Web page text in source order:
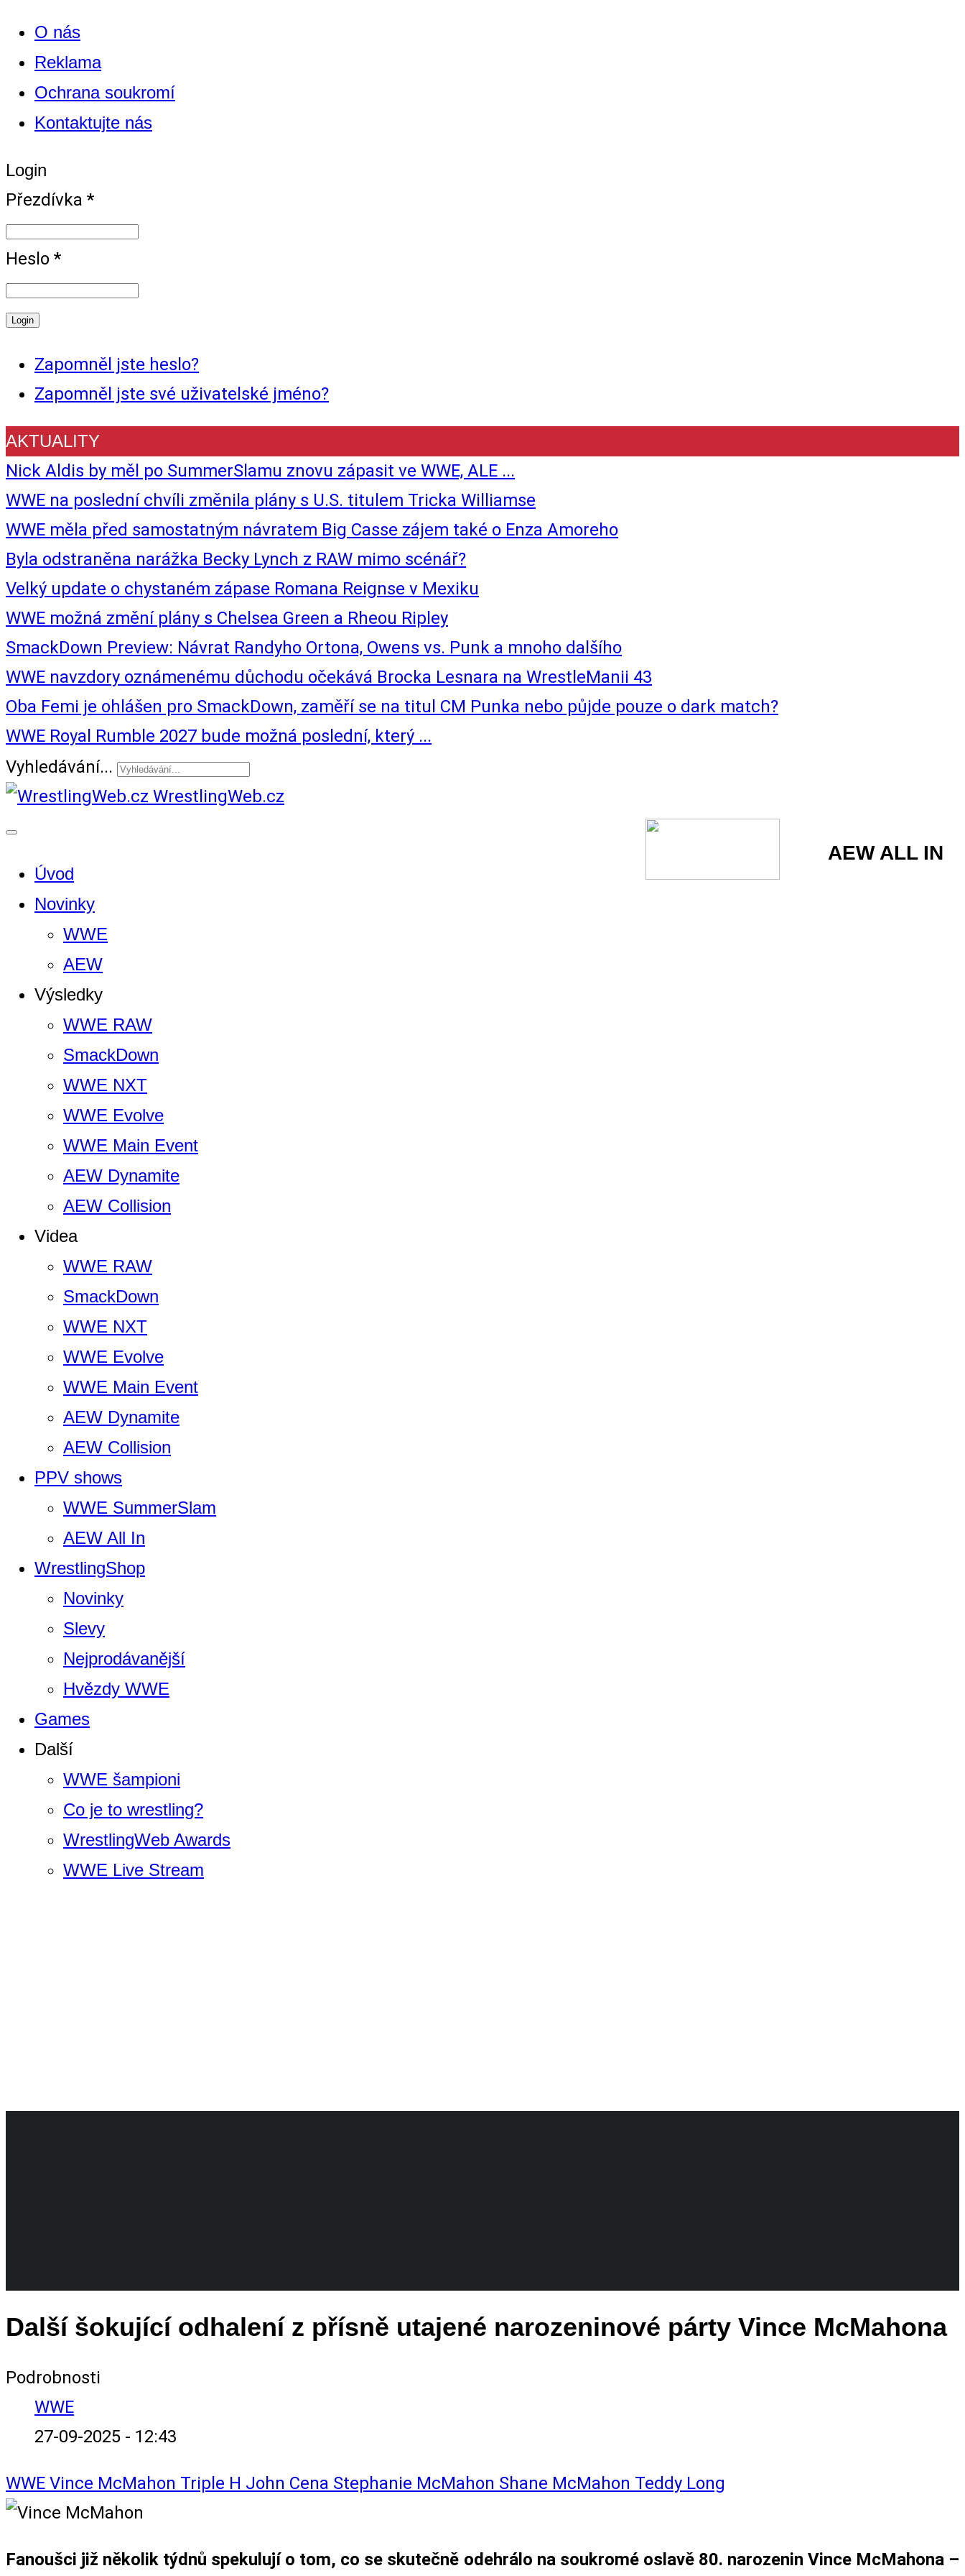
O nás
Reklama
Ochrana soukromí
Kontaktujte nás
Login
Přezdívka *
Heslo *
Zapomněl jste heslo?
Zapomněl jste své uživatelské jméno?
AKTUALITY
Nick Aldis by měl po SummerSlamu znovu zápasit ve WWE, ALE ...
WWE na poslední chvíli změnila plány s U.S. titulem Tricka Williamse
WWE měla před samostatným návratem Big Casse zájem také o Enza Amoreho
Byla odstraněna narážka Becky Lynch z RAW mimo scénář?
Velký update o chystaném zápase Romana Reignse v Mexiku
WWE možná změní plány s Chelsea Green a Rheou Ripley
SmackDown Preview: Návrat Randyho Ortona, Owens vs. Punk a mnoho dalšího
WWE navzdory oznámenému důchodu očekává Brocka Lesnara na WrestleManii 43
Oba Femi je ohlášen pro SmackDown, zaměří se na titul CM Punka nebo půjde pouze o dark match?
WWE Royal Rumble 2027 bude možná poslední, který ...
Vyhledávání...
WrestlingWeb.cz
AEW ALL IN
Úvod
Novinky
WWE
AEW
Výsledky
WWE RAW
SmackDown
WWE NXT
WWE Evolve
WWE Main Event
AEW Dynamite
AEW Collision
Videa
WWE RAW
SmackDown
WWE NXT
WWE Evolve
WWE Main Event
AEW Dynamite
AEW Collision
PPV shows
WWE SummerSlam
AEW All In
WrestlingShop
Novinky
Slevy
Nejprodávanější
Hvězdy WWE
Games
Další
WWE šampioni
Co je to wrestling?
WrestlingWeb Awards
WWE Live Stream
Další šokující odhalení z přísně utajené narozeninové párty Vince McMahona
Podrobnosti
WWE
27-09-2025 - 12:43
WWE Vince McMahon Triple H John Cena Stephanie McMahon Shane McMahon Teddy Long
Fanoušci již několik týdnů spekulují o tom, co se skutečně odehrálo na soukromé oslavě 80. narozenin Vince McMahona –